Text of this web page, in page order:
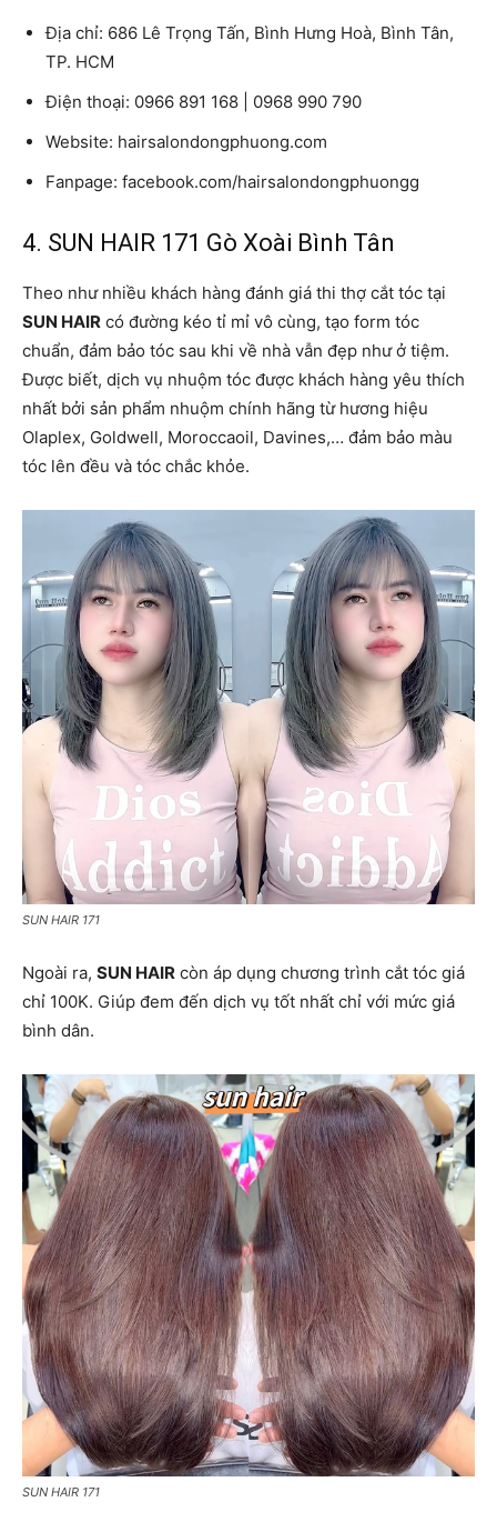
Địa chỉ: 686 Lê Trọng Tấn, Bình Hưng Hoà, Bình Tân,
TP. HCM
Điện thoại: 0966 891 168 | 0968 990 790
Website: hairsalondongphuong.com
Fanpage: facebook.com/hairsalondongphuongg
4. SUN HAIR 171 Gò Xoài Bình Tân
Theo như nhiều khách hàng đánh giá thi thợ cắt tóc tại
SUN HAIR có đường kéo tỉ mỉ vô cùng, tạo form tóc
chuẩn, đảm bảo tóc sau khi về nhà vẫn đẹp như ở tiệm.
Được biết, dịch vụ nhuộm tóc được khách hàng yêu thích
nhất bởi sản phẩm nhuộm chính hãng từ hương hiệu
Olaplex, Goldwell, Moroccaoil, Davines,… đảm bảo màu
tóc lên đều và tóc chắc khỏe.
SUN HAIR 171
Ngoài ra, SUN HAIR còn áp dụng chương trình cắt tóc giá
chỉ 100K. Giúp đem đến dịch vụ tốt nhất chỉ với mức giá
bình dân.
SUN HAIR 171